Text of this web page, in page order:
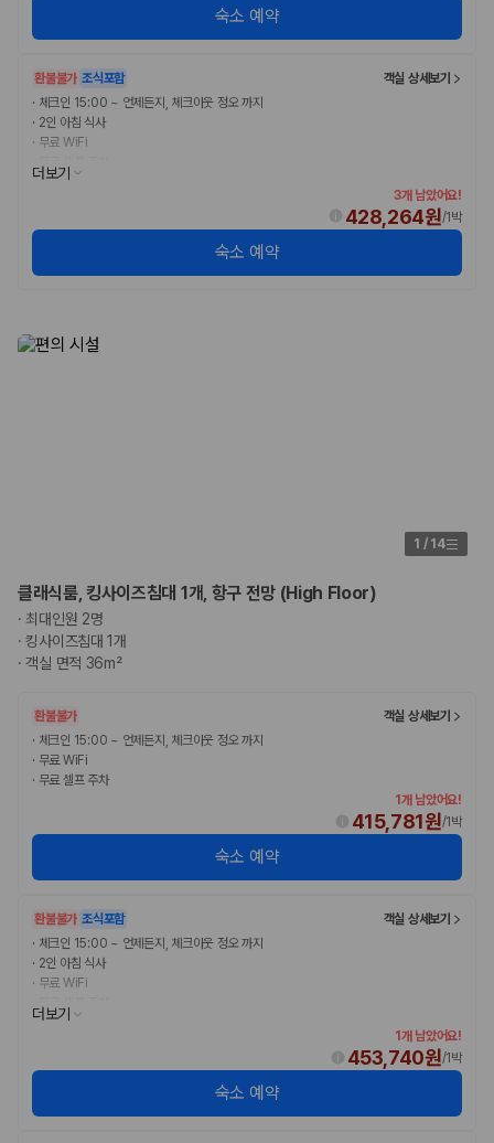
제주렌트카 가격비교 주요 링크
제주도 렌트카 실시간 최저가 가격비교
제주 렌트카 예약
국내 렌트카 가격비교
해외 렌트카 가격비교
숙소 예약
환불불가 조식포함
객실 상세보기
· 체크인 15:00 ~ 언제든지, 체크아웃 정오 까지
· 2인 아침 식사
· 무료 WiFi
더보기
3개 남았어요!
428,264원/1박
숙소 예약
1 / 14
클래식룸, 킹사이즈침대 1개, 항구 전망 (High Floor)
· 최대인원 2명
·킹사이즈침대 1개
·객실 면적 36m²
환불불가
객실 상세보기
· 체크인 15:00 ~ 언제든지, 체크아웃 정오 까지
· 무료 WiFi
· 무료 셀프 주차
1개 남았어요!
415,781원/1박
숙소 예약
환불불가 조식포함
객실 상세보기
· 체크인 15:00 ~ 언제든지, 체크아웃 정오 까지
· 2인 아침 식사
· 무료 WiFi
무료 셀프 주차
더보기
1개 남았어요!
453,740원/1박
숙소 예약